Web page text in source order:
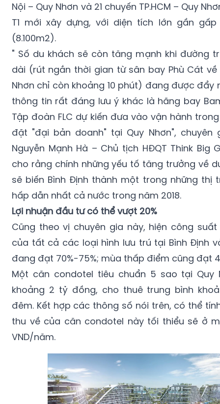
Nội – Quy Nhơn và 21 chuyến TP.HCM – Quy
T1 mới xây dựng, với diện tích lớn gần
(8.100m2).
" Số du khách sẽ còn tăng mạnh khi đường
dài (rút ngắn thời gian từ sân bay Phù Cát về
Nhơn chỉ còn khoảng 10 phút) đang được đẩy
thông tin rất đáng lưu ý khác là hãng bay
Tập đoàn FLC dự kiến đưa vào vận hành
đặt "đại bản doanh" tại Quy Nhơn",
Nguyễn Mạnh Hà – Chủ tịch HĐQT Think Big
cho rằng chính những yếu tố tăng trưởng về
sẽ biến Bình Định thành một trong những thị
hấp dẫn nhất cả nước trong năm 2018.
Lợi nhuận đầu tư có thể vượt 20%
Cũng theo vị chuyên gia này, hiện công
của tất cả các loại hình lưu trú tại Bình Định
đang đạt 70%-75%; mùa thấp điểm cũng đạt
Một căn condotel tiêu chuẩn 5 sao tại Quy
khoảng 2 tỷ đồng, cho thuê trung bình
đêm. Kết hợp các thông số nói trên, có thể
thu về của căn condotel này tối thiểu sẽ ở
VND/năm.